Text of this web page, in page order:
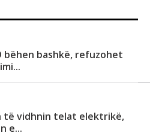
bëhen bashkë, refuzohet
të vidhnin telat elektrikë,
e...